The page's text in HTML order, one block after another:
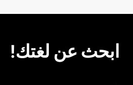
ابحث عن لغتك!